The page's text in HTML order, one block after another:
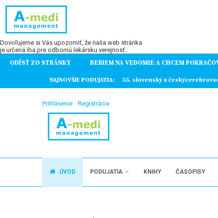
Dovoľujeme si Vás upozorniť, že naša web stránka
je určená iba pre odbornú lekársku verejnosť.
ODÍSŤ ZO STRÁNKY BERIEM NA VEDOMIE A CHCEM
NAJNOVŠIE PODUJATIA: 55. slovenský a
Prihlásenie Registrácia
ÚVOD PODUJATIA KNIHY ČASOPISY